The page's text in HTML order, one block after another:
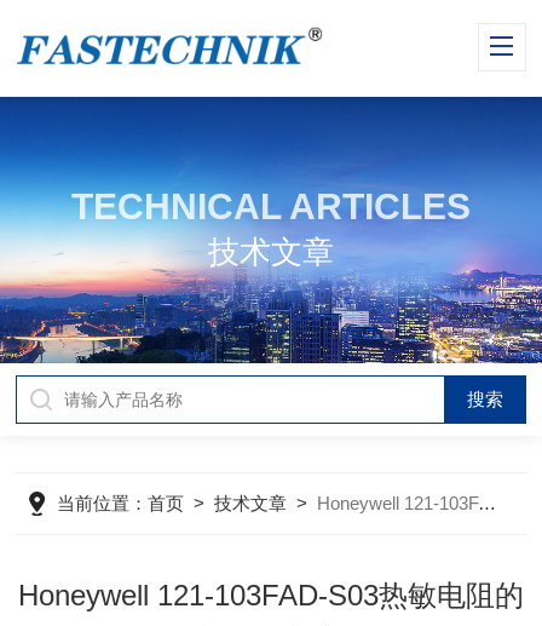
TECHNICAL ARTICLES
技术文章
当前位置：首页 >技术文章 > Honeywell 121-103FAD-S03热敏电阻的行业定制化方案概述
Honeywell 121-103FAD-S03热敏电阻的